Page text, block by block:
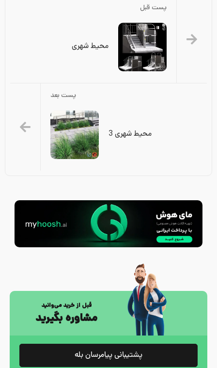
پست قبل
محیط شهری
پست بعد
محیط شهری 3
قبل از خرید می‌وانید
مشاوره بگیرید
پشتیبانی پیامرسان بله